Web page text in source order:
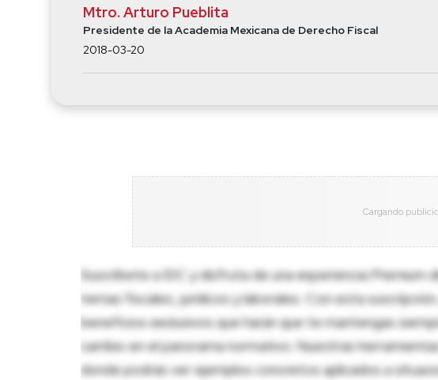
Mtro. Arturo Pueblita
Presidente de la Academia Mexicana de Derecho Fiscal
2018-03-20
Suscríbete a IDC y disfruta de una experiencia Premium
temas fiscales, jurídicos y laborales. Con esta
beneficios exclusivos que harán que te mantengas
cambio en el panorama normativo. Nuestras
donde podrás ver ejemplos concretos aplicados a